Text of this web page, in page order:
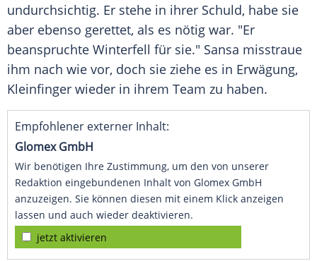
undurchsichtig. Er stehe in ihrer Schuld, habe sie
aber ebenso gerettet, als es nötig war. "Er
beanspruchte Winterfell für sie." Sansa misstraue
ihm nach wie vor, doch sie ziehe es in Erwägung,
Kleinfinger wieder in ihrem Team zu haben.
Empfohlener externer Inhalt:
Glomex GmbH
Wir benötigen Ihre Zustimmung, um den von unserer
Redaktion eingebundenen Inhalt von Glomex GmbH
anzuzeigen. Sie können diesen mit einem Klick anzeigen
lassen und auch wieder deaktivieren.
jetzt aktivieren